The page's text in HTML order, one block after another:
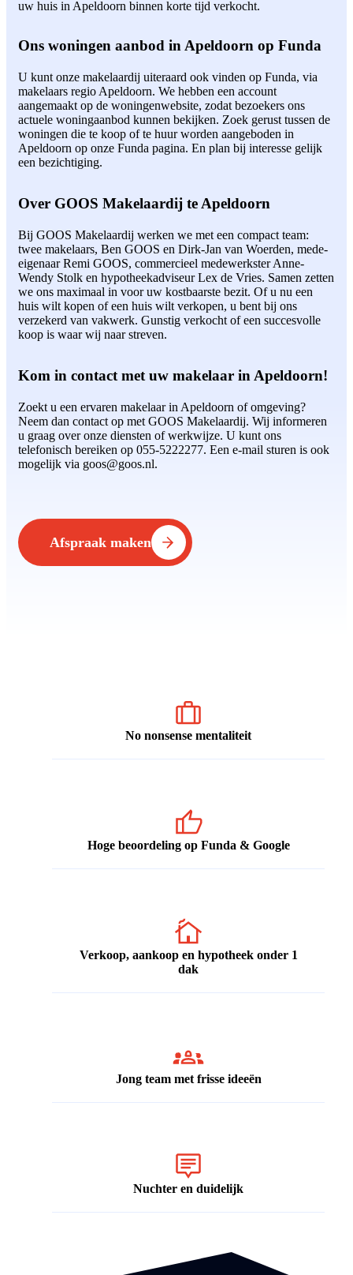
uw huis in Apeldoorn binnen korte tijd verkocht.
Ons woningen aanbod in Apeldoorn op Funda
U kunt onze makelaardij uiteraard ook vinden op Funda, via
makelaars regio Apeldoorn. We hebben een account
aangemaakt op de woningenwebsite, zodat bezoekers ons
actuele woningaanbod kunnen bekijken. Zoek gerust tussen de
woningen die te koop of te huur worden aangeboden in
Apeldoorn op onze Funda pagina. En plan bij interesse gelijk
een bezichtiging.
Over GOOS Makelaardij te Apeldoorn
Bij GOOS Makelaardij werken we met een compact team:
twee makelaars, Ben GOOS en Dirk-Jan van Woerden, mede-
eigenaar Remi GOOS, commercieel medewerkster Anne-
Wendy Stolk en hypotheekadviseur Lex de Vries. Samen zetten
we ons maximaal in voor uw kostbaarste bezit. Of u nu een
huis wilt kopen of een huis wilt verkopen, u bent bij ons
verzekerd van vakwerk. Gunstig verkocht of een succesvolle
koop is waar wij naar streven.
Kom in contact met uw makelaar in Apeldoorn!
Zoekt u een ervaren makelaar in Apeldoorn of omgeving?
Neem dan contact op met GOOS Makelaardij. Wij informeren
u graag over onze diensten of werkwijze. U kunt ons
telefonisch bereiken op 055-5222277. Een e-mail sturen is ook
mogelijk via goos@goos.nl.
Afspraak maken
No nonsense mentaliteit
Hoge beoordeling op Funda & Google
Verkoop, aankoop en hypotheek onder 1
dak
Jong team met frisse ideeën
Nuchter en duidelijk